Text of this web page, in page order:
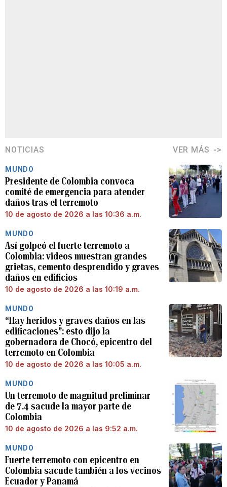
NOTICIAS VER MÁS
MUNDO
Presidente de Colombia convoca
comité de emergencia para atender
daños tras el terremoto
10 de agosto de 2026 a las 10:36 a.m.
MUNDO
Así golpeó el fuerte terremoto a
Colombia: videos muestran grandes
grietas, cemento desprendido y graves
daños en edificios
10 de agosto de 2026 a las 10:19 a.m.
MUNDO
“Hay heridos y graves daños en las
edificaciones”: esto dijo la
gobernadora de Chocó, epicentro del
terremoto en Colombia
10 de agosto de 2026 a las 10:05 a.m.
MUNDO
Un terremoto de magnitud preliminar
de 7.4 sacude la mayor parte de
Colombia
10 de agosto de 2026 a las 9:52 a.m.
MUNDO
Fuerte terremoto con epicentro en
Colombia sacude también a los vecinos
Ecuador y Panamá